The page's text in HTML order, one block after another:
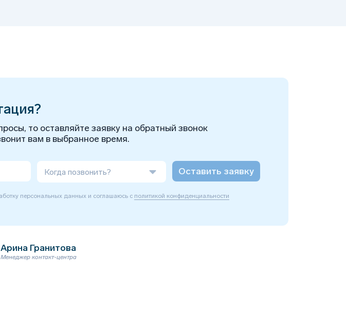
то оставляйте заявку на обратный звонок
вам в выбранное время.
Когда позвонить? Оставить заявку
персональных данных и соглашаюсь с политикой конфиденциальности
Арина Гранитова
Менеджер контакт-центра